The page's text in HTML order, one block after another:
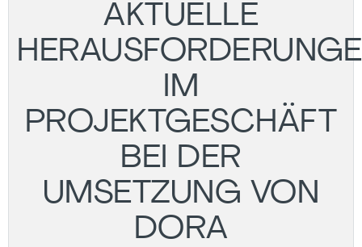
AKTUELLE
IM
PROJEKTGESCHÄFT
BEI DER
UMSETZUNG VON
DORA